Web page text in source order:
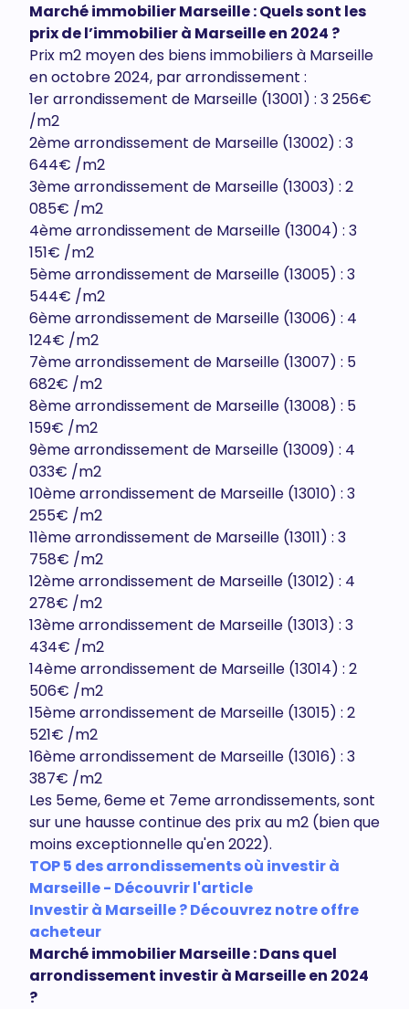
Marché immobilier Marseille : Quels sont les
prix de l’immobilier à Marseille en 2024 ?
Prix m2 moyen des biens immobiliers à Marseille
en octobre 2024, par arrondissement :
1er arrondissement de Marseille (13001) : 3 256€
/m2
2ème arrondissement de Marseille (13002) : 3
644€ /m2
3ème arrondissement de Marseille (13003) : 2
085€ /m2
4ème arrondissement de Marseille (13004) : 3
151€ /m2
5ème arrondissement de Marseille (13005) : 3
544€ /m2
6ème arrondissement de Marseille (13006) : 4
124€ /m2
7ème arrondissement de Marseille (13007) : 5
682€ /m2
8ème arrondissement de Marseille (13008) : 5
159€ /m2
9ème arrondissement de Marseille (13009) : 4
033€ /m2
10ème arrondissement de Marseille (13010) : 3
255€ /m2
11ème arrondissement de Marseille (13011) : 3
758€ /m2
12ème arrondissement de Marseille (13012) : 4
278€ /m2
13ème arrondissement de Marseille (13013) : 3
434€ /m2
14ème arrondissement de Marseille (13014) : 2
506€ /m2
15ème arrondissement de Marseille (13015) : 2
521€ /m2
16ème arrondissement de Marseille (13016) : 3
387€ /m2
Les 5eme, 6eme et 7eme arrondissements, sont
sur une hausse continue des prix au m2 (bien que
moins exceptionnelle qu'en 2022).
TOP 5 des arrondissements où investir à
Marseille - Découvrir l'article
Investir à Marseille ? Découvrez notre offre
acheteur
Marché immobilier Marseille : Dans quel
arrondissement investir à Marseille en 2024
?